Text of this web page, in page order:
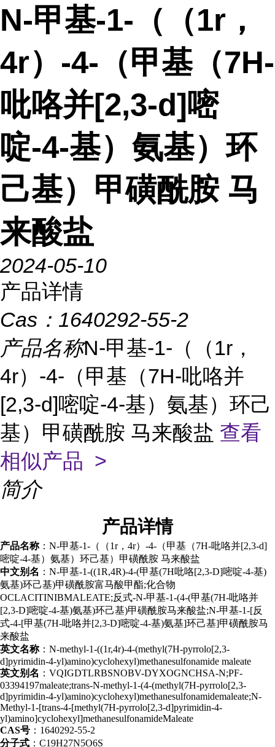
N-甲基-1-（（1r，
4r）-4-（甲基（7H-
吡咯并[2,3-d]嘧
啶-4-基）氨基）环
己基）甲磺酰胺 马
来酸盐
2024-05-10
产品详情
Cas： 1640292-55-2
产品名称N-甲基-1-（（1r，
4r）-4-（甲基（7H-吡咯并
[2,3-d]嘧啶-4-基）氨基）环己
基）甲磺酰胺 马来酸盐 查看
相似产品 >
简介
产品详情
产品名称：N-甲基-1-（（1r，4r）-4-（甲基（7H-吡咯并[2,3-d]
嘧啶-4-基）氨基）环己基）甲磺酰胺 马来酸盐
中文别名 ：N-甲基-1-((1R,4R)-4-(甲基(7H吡咯[2,3-D]嘧啶-4-基)
氨基)环己基)甲磺酰胺富马酸甲酯;化合物
OCLACITINIBMALEATE;反式-N-甲基-1-(4-(甲基(7H-吡咯并
[2,3-D]嘧啶-4-基)氨基)环己基)甲磺酰胺马来酸盐;N-甲基-1-[反
式-4-[甲基(7H-吡咯并[2,3-D]嘧啶-4-基)氨基]环己基]甲磺酰胺马
来酸盐
英文名称：N-methyl-1-((1r,4r)-4-(methyl(7H-pyrrolo[2,3-
d]pyrimidin-4-yl)amino)cyclohexyl)methanesulfonamide maleate
英文别名 ：VQIGDTLRBSNOBV-DYXOGNCHSA-N;PF-
03394197maleate;trans-N-methyl-1-(4-(methyl(7H-pyrrolo[2,3-
d]pyrimidin-4-yl)amino)cyclohexyl)methanesulfonamidemaleate;N-
Methyl-1-[trans-4-[methyl(7H-pyrrolo[2,3-d]pyrimidin-4-
yl)amino]cyclohexyl]methanesulfonamideMaleate
CAS号 ：1640292-55-2
分子式 ：C19H27N5O6S